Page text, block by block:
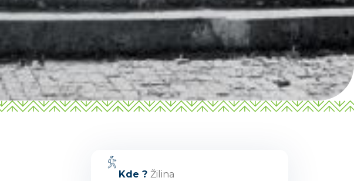
Kde ?Žilina
Žilinský turistický kraj
Dobrý deň, hľadáte tip na výlet,
podujatie, niečo pre deti alebo
cyklotrasu? Napíšte mi.